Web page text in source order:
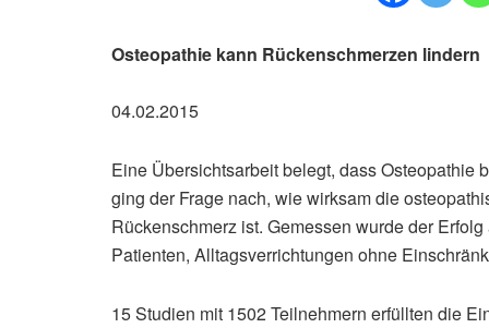
Osteopathie kann Rückenschmerzen lindern
04.02.2015
Eine Übersichtsarbeit belegt, dass Osteopathie
ging der Frage nach, wie wirksam die
Rückenschmerz ist. Gemessen wurde der
Patienten, Alltagsverrichtungen ohne
15 Studien mit 1502 Teilnehmern erfüllten die